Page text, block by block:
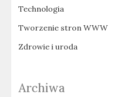
Technologia
Tworzenie stron WWW
Zdrowie i uroda
Archiwa